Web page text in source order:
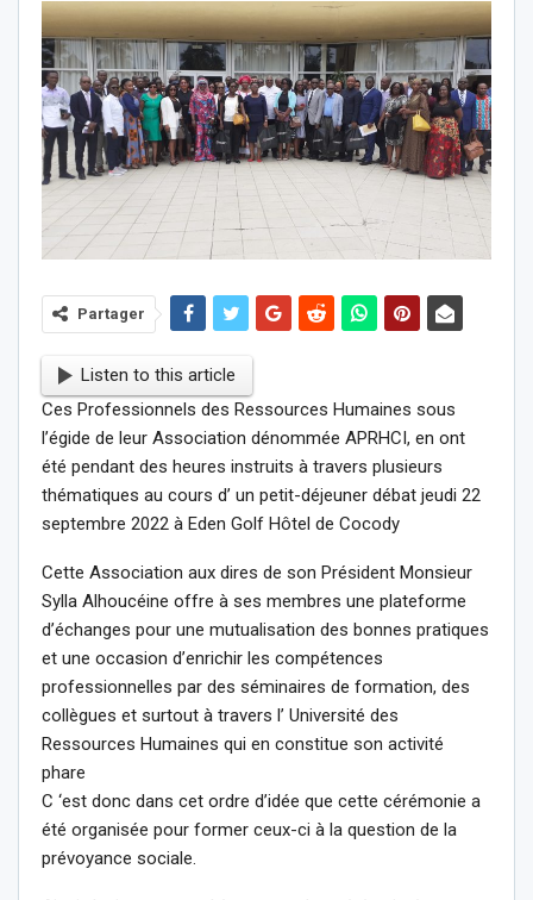
Partager
Listen to this article
Ces Professionnels des Ressources Humaines sous
l’égide de leur Association dénommée APRHCI, en ont
été pendant des heures instruits à travers plusieurs
thématiques au cours d’ un petit-déjeuner débat jeudi 22
septembre 2022 à Eden Golf Hôtel de Cocody
Cette Association aux dires de son Président Monsieur
Sylla Alhoucéine offre à ses membres une plateforme
d’échanges pour une mutualisation des bonnes pratiques
et une occasion d’enrichir les compétences
professionnelles par des séminaires de formation, des
collègues et surtout à travers l’ Université des
Ressources Humaines qui en constitue son activité
phare
C ‘est donc dans cet ordre d’idée que cette cérémonie a
été organisée pour former ceux-ci à la question de la
prévoyance sociale.